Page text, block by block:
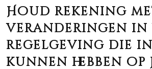
Houd rekening
veranderingen in
regelgeving die
kunnen hebben